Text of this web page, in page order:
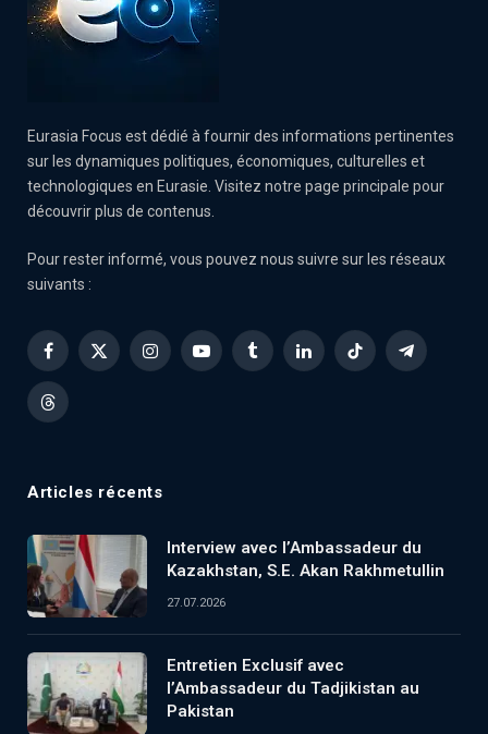
Eurasia Focus est dédié à fournir des informations pertinentes
sur les dynamiques politiques, économiques, culturelles et
technologiques en Eurasie. Visitez notre page principale pour
découvrir plus de contenus.
Pour rester informé, vous pouvez nous suivre sur les réseaux
suivants :
Facebook
X
InstagramYouTubeTumblrLinkedInTikTok Telegram
Threads
Articles récents
Interview avec l’Ambassadeur du
Kazakhstan, S.E. Akan Rakhmetullin
27.07.2026
Entretien Exclusif avec
l’Ambassadeur du Tadjikistan au
Pakistan